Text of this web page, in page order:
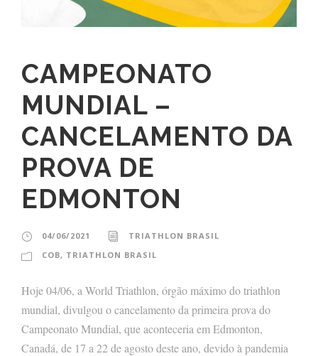
CAMPEONATO
MUNDIAL –
CANCELAMENTO DA
PROVA DE
EDMONTON
04/06/2021
TRIATHLON BRASIL
COB, TRIATHLON BRASIL
Hoje 04/06, a World Triathlon, órgão máximo do triathlon
mundial, divulgou o cancelamento da primeira prova do
Campeonato Mundial, que aconteceria em Edmonton,
Canadá, de 17 a 22 de agosto deste ano, devido à pandemia